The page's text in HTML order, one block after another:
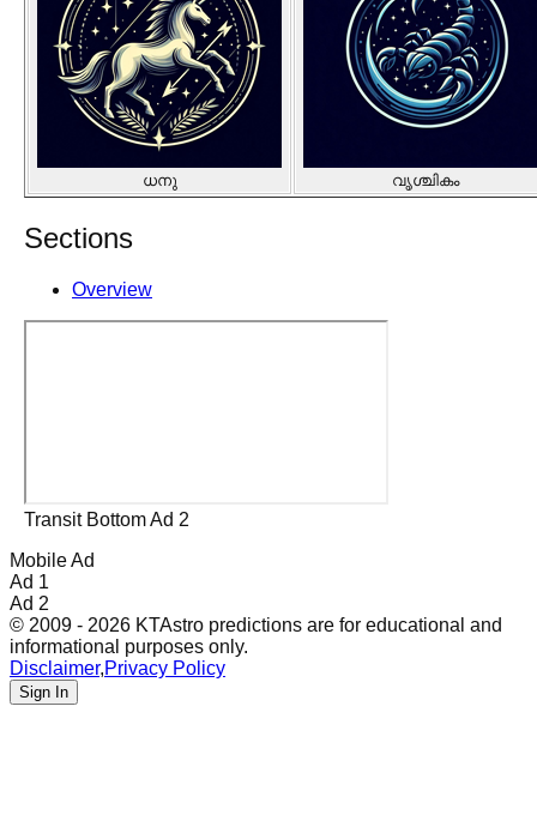
ധനു വൃശ്ചികം
Sections
Overview
Transit Bottom Ad 2
Mobile Ad
Ad 1
Ad 2
© 2009 - 2026 KTAstro predictions are for educational and
informational purposes only.
Disclaimer,Privacy Policy
Sign In